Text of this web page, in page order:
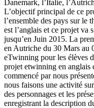
Danemark, l’Italie,
L’objectif principal de ce
l’ensemble des pays sur le
est l’anglais et ce projet va
jusqu’en Juin 2015. La
en Autriche du 30 Mars au
eTwinning pour les élèves
projet etwinning en anglais
commencé par nous
nous faisons une activité
des personnages et les
enregistrant la description